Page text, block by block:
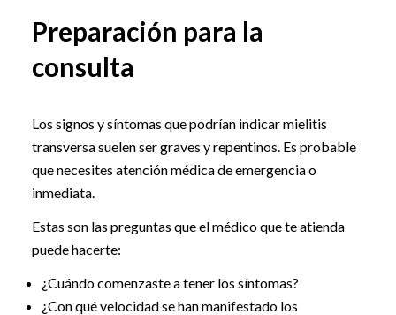
Preparación para la
consulta
Los signos y síntomas que podrían indicar mielitis
transversa suelen ser graves y repentinos. Es probable
que necesites atención médica de emergencia o
inmediata.
Estas son las preguntas que el médico que te atienda
puede hacerte:
¿Cuándo comenzaste a tener los síntomas?
¿Con qué velocidad se han manifestado los